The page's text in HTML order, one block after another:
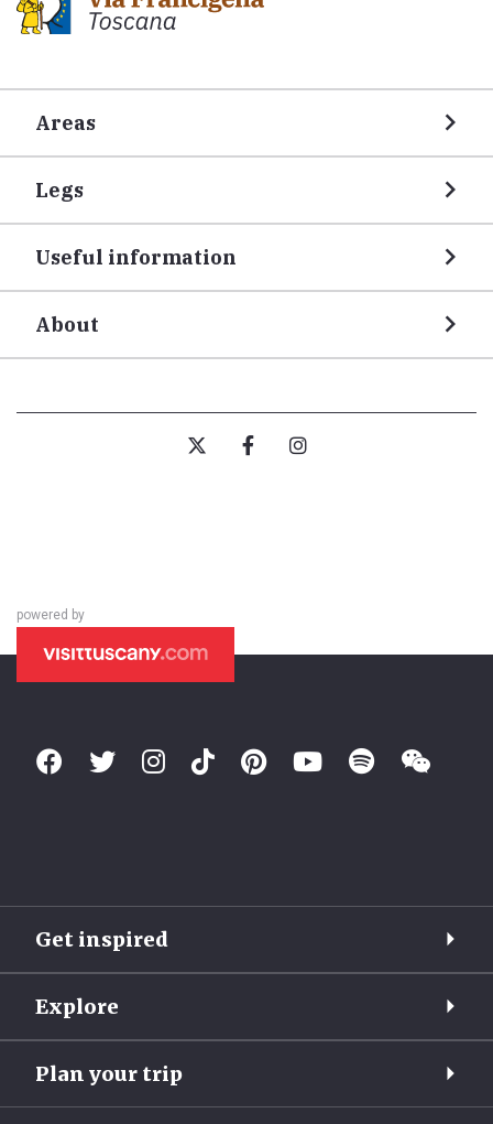
Areas
Legs
Useful information
About
powered by
Get inspired
Explore
Plan your trip